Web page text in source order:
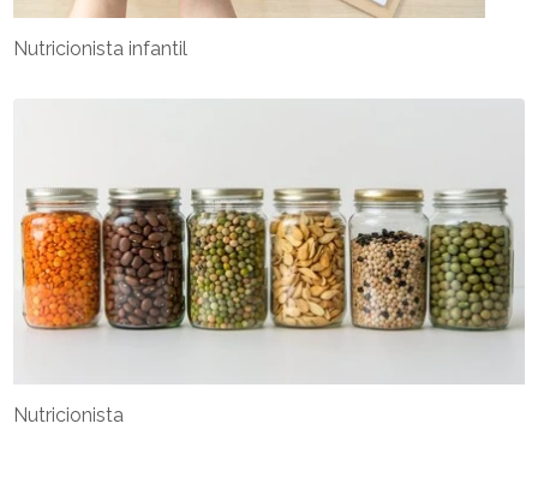
Nutricionista infantil
Nutricionista